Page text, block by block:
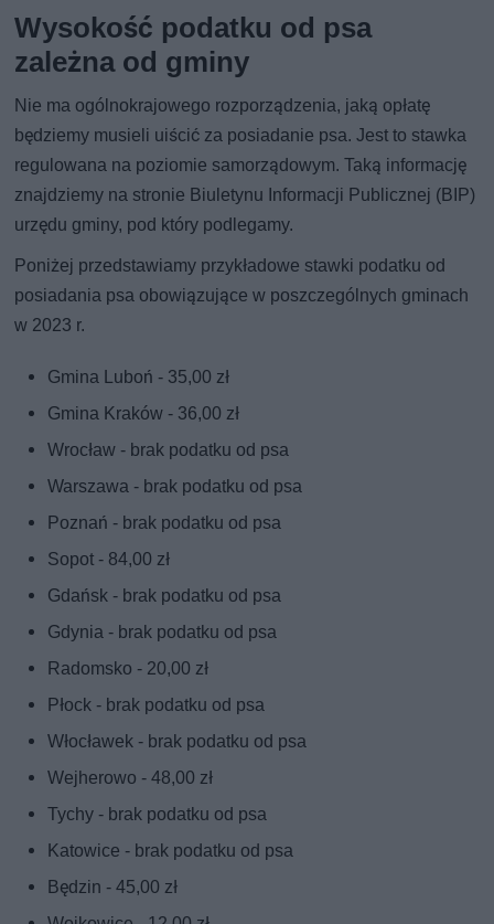
Wysokość podatku od psa
zależna od gminy
Nie ma ogólnokrajowego rozporządzenia, jaką opłatę
będziemy musieli uiścić za posiadanie psa. Jest to stawka
regulowana na poziomie samorządowym. Taką informację
znajdziemy na stronie Biuletynu Informacji Publicznej (BIP)
urzędu gminy, pod który podlegamy.
Poniżej przedstawiamy przykładowe stawki podatku od
posiadania psa obowiązujące w poszczególnych gminach
w 2023 r.
Gmina Luboń - 35,00 zł
Gmina Kraków - 36,00 zł
Wrocław - brak podatku od psa
Warszawa - brak podatku od psa
Poznań - brak podatku od psa
Sopot - 84,00 zł
Gdańsk - brak podatku od psa
Gdynia - brak podatku od psa
Radomsko - 20,00 zł
Płock - brak podatku od psa
Włocławek - brak podatku od psa
Wejherowo - 48,00 zł
Tychy - brak podatku od psa
Katowice - brak podatku od psa
Będzin - 45,00 zł